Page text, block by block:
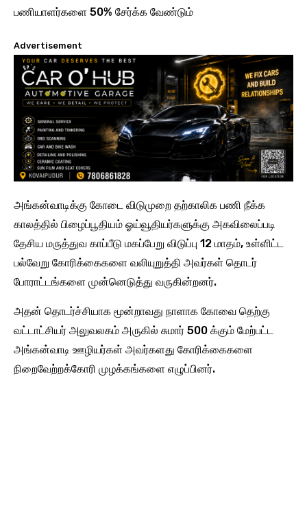
பணியாளர்களை 50% சேர்க்க வேண்டும்
Advertisement
அங்கன்வாடிக்கு கோடை விடுமுறை தற்காலிக பணி நீக்க
காலத்தில் பிழைப்பூதியம் ஓய்வூதியர்களுக்கு அகவிலைப்படி
தேசிய மருத்துவ காப்பீடு மகப்பேறு விடுப்பு 12 மாதம், உள்ளிட்ட
பல்வேறு கோரிக்கைகளை வலியுறுத்தி அவர்கள் தொடர்
போராட்டங்களை முன்னெடுத்து வருகின்றனர்.
அதன் தொடர்ச்சியாக மூன்றாவது நாளாக கோவை தெற்கு
வட்டாட்சியர் அலுவலகம் அருகில் சுமார் 500 க்கும் மேற்பட்ட
அங்கன்வாடி ஊழியர்கள் அவர்களது கோரிக்கைகளை
நிறைவேற்றக்கோரி முழக்கங்களை எழுப்பினர்.